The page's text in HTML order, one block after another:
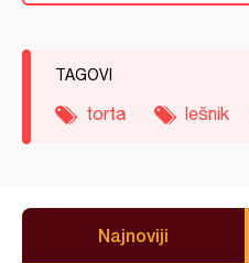
TAGOVI
torta lešnik
Najnoviji